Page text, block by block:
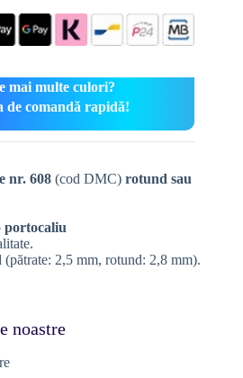
mai multe culori?
de comandă rapidă!
nr. 608(cod DMC) rotund sau
portocaliu
(pătrate: 2,5 mm, rotund: 2,8 mm).
noastre